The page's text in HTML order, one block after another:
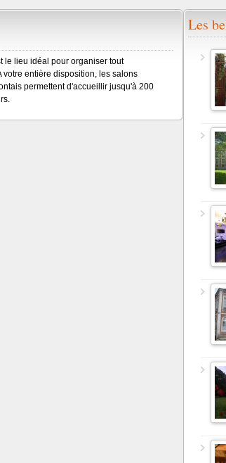
le lieu idéal pour organiser tout
entière disposition, les salons
permettent d'accueillir jusqu'à 200
Les